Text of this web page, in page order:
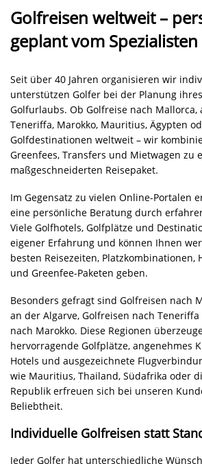
Golfreisen weltweit –
geplant vom Spezialisten
Seit über 40 Jahren organisieren wir
unterstützen Golfer bei der Planung
Golfurlaubs. Ob Golfreise nach Mallorca,
Teneriffa, Marokko, Mauritius, Ägypten
Golfdestinationen weltweit – wir
Greenfees, Transfers und Mietwagen zu
maßgeschneiderten Reisepaket.
Im Gegensatz zu vielen Online-Portalen
eine persönliche Beratung durch
Viele Golfhotels, Golfplätze und
eigener Erfahrung und können Ihnen
besten Reisezeiten, Platzkombinationen,
und Greenfee-Paketen geben.
Besonders gefragt sind Golfreisen nach
an der Algarve, Golfreisen nach
nach Marokko. Diese Regionen
hervorragende Golfplätze, angenehmes
Hotels und ausgezeichnete
wie Mauritius, Thailand, Südafrika oder
Republik erfreuen sich bei unseren
Beliebtheit.
Individuelle Golfreisen statt
Jeder Golfer hat unterschiedliche
SEHR GUT
4,87 / 5,00
36
Bewertungen von 3
Blick aufs